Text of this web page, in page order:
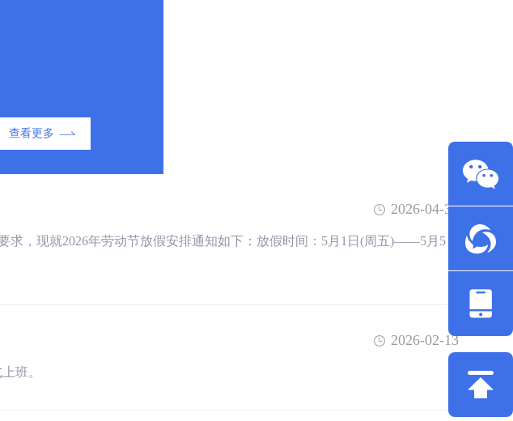
查看更多
2026-04-30
求，现就2026年劳动节放假安排通知如下：放假时间：5月1日(周五)——5月5
2026-02-13
班。